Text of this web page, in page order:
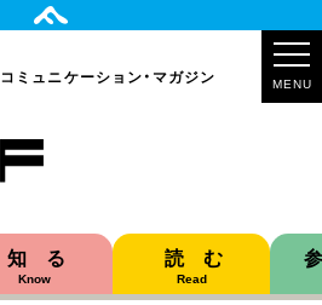
コミュニケーション・マガジン MENU
知る
Know
読む
Read